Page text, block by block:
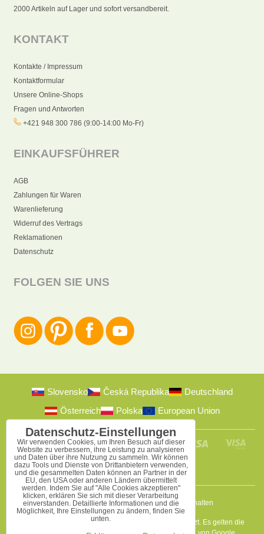
2000 Artikeln auf Lager und sofort versandbereit.
KONTAKT
Kontakte / Impressum
Kontaktformular
Unsere Online-Shops
Fragen und Antworten
+421 948 300 786 (9:00-14:00 Mo-Fr)
EINKAUFSFÜHRER
AGB
Zahlungen für Waren
Warenlieferung
Widerruf des Vertrags
Reklamationen
Datenschutz
FOLGEN SIE UNS
Slovensko Česká Republika
Deutschland
Österreich
Polska European Union
2009-2026 © Bomba s.r.o.Alle Rechte vorbehalten
Diese Seite ist durch reCAPTCHA und Google geschützt. Es gelten die
Datenschutz-Einstellungen
Wir verwenden Cookies, um Ihren Besuch auf dieser
Website zu verbessern, ihre Leistung zu analysieren
und Daten über ihre Nutzung zu sammeln. Wir können
dazu Tools und Dienste von Drittanbietern verwenden,
und die gesammelten Daten können an Partner in der
EU, den USA oder anderen Ländern übermittelt
werden. Indem Sie auf "Alle Cookies akzeptieren"
klicken, erklären Sie sich mit dieser Verarbeitung
einverstanden. Detaillierte Informationen und die
Möglichkeit, Ihre Einstellungen zu ändern, finden Sie
unten.